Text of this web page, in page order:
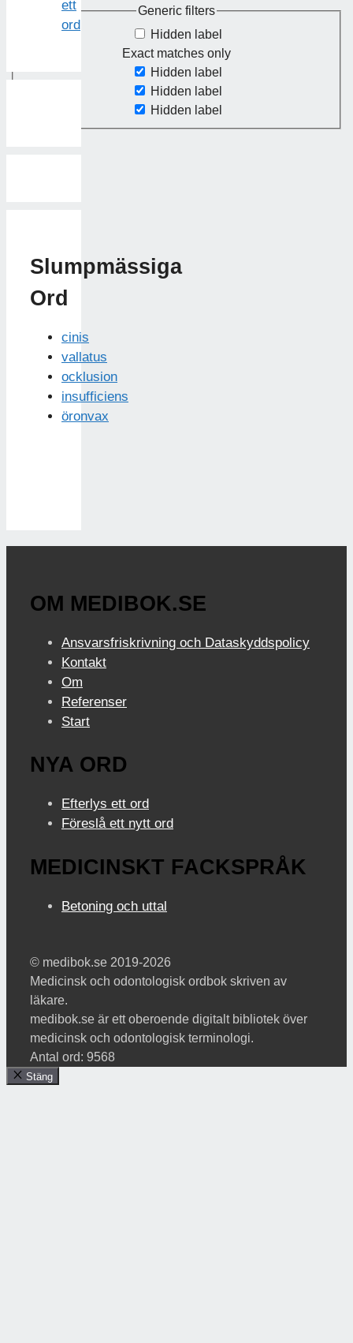
Generic filters
Hidden label
Exact matches only
Hidden label
Hidden label
Hidden label
ett
ord
Slumpmässiga
Ord
cinis
vallatus
ocklusion
insufficiens
öronvax
OM MEDIBOK.SE
Ansvarsfriskrivning och Dataskyddspolicy
Kontakt
Om
Referenser
Start
NYA ORD
Efterlys ett ord
Föreslå ett nytt ord
MEDICINSKT FACKSPRÅK
Betoning och uttal
© medibok.se 2019-2026
Medicinsk och odontologisk ordbok skriven av
läkare.
medibok.se är ett oberoende digitalt bibliotek över
medicinsk och odontologisk terminologi.
Antal ord: 9568
Stäng